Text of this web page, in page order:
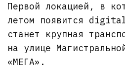
Первой локацией, в
летом появится
станет крупная
на улице
«МЕГА».